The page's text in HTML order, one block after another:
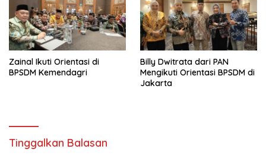
Zainal Ikuti Orientasi di
BPSDM Kemendagri
Billy Dwitrata dari PAN
Mengikuti Orientasi BPSDM di
Jakarta
Tinggalkan Balasan